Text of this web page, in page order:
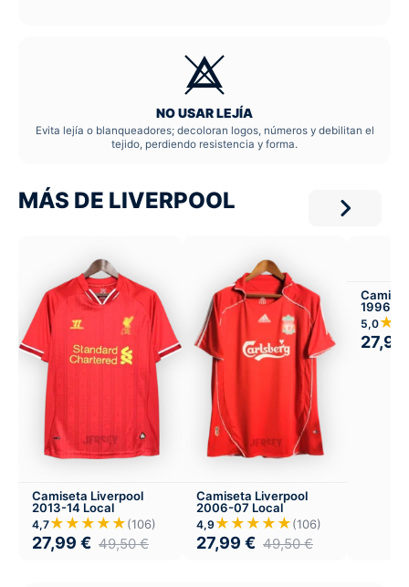
NO USAR LEJÍA
Evita lejía o blanqueadores; decoloran logos, números y debilitan el
tejido, perdiendo resistencia y forma.
MÁS DE LIVERPOOL
Camiseta Liverpool
2013-14 Local
4,7★★★★★(106)
27,99 € 49,50€
Camiseta Liverpool
2006-07 Local
4,9 ★★★★★(106)
27,99 € 49,50€
1996-
5,0
27,99